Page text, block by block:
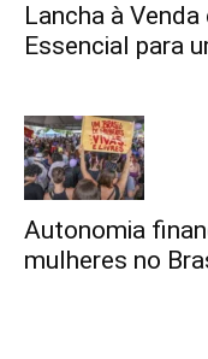
Lancha à Venda
Essencial para
Autonomia
mulheres no